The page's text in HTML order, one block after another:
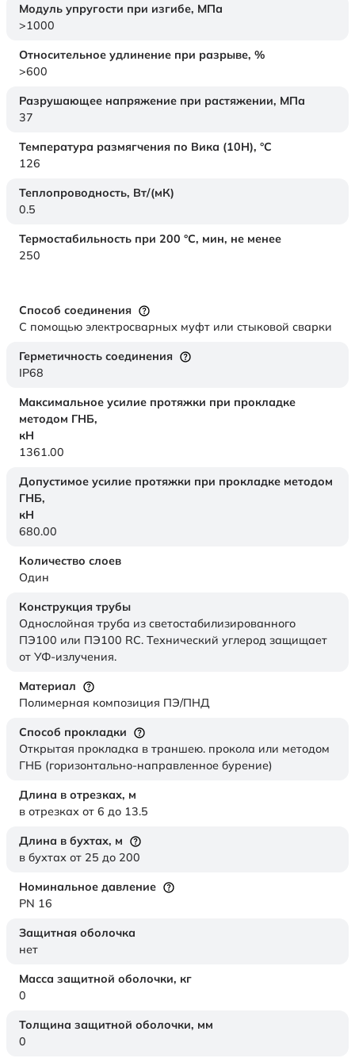
Модуль упругости при изгибе, МПа
>1000
Относительное удлинение при разрыве, %
>600
Разрушающее напряжение при растяжении, МПа
37
Температура размягчения по Вика (10Н), °C
126
Теплопроводность, Вт/(мК)
0.5
Термостабильность при 200 °С, мин, не менее
250
Способ соединения
С помощью электросварных муфт или стыковой сварки
Герметичность соединения
IP68
Максимальное усилие протяжки при прокладке
методом ГНБ,
кН
1361.00
Допустимое усилие протяжки при прокладке методом
ГНБ,
кН
680.00
Количество слоев
Один
Конструкция трубы
Однослойная труба из светостабилизированного
ПЭ100 или ПЭ100 RC. Технический углерод защищает
от УФ-излучения.
Материал
Полимерная композиция ПЭ/ПНД
Способ прокладки
Открытая прокладка в траншею. прокола или методом
ГНБ (горизонтально-направленное бурение)
Длина в отрезках, м
в отрезках от 6 до 13.5
Длина в бухтах, м
в бухтах от 25 до 200
Номинальное давление
PN 16
Защитная оболочка
нет
Масса защитной оболочки, кг
0
Толщина защитной оболочки, мм
0